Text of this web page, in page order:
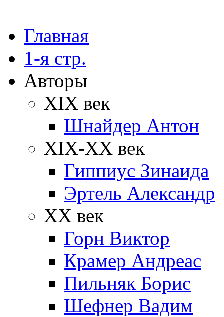
Главная
1-я стр.
Авторы
XIX век
Шнайдер Антон
XIX-XX век
Гиппиус Зинаида
Эртель Александр
XX век
Горн Виктор
Крамер Андреас
Пильняк Борис
Шефнер Вадим